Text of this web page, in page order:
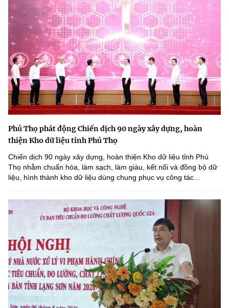
Phú Thọ phát động Chiến dịch 90 ngày xây dựng, hoàn
thiện Kho dữ liệu tỉnh Phú Thọ
Chiến dịch 90 ngày xây dựng, hoàn thiện Kho dữ liệu tỉnh Phú
Thọ nhằm chuẩn hóa, làm sạch, làm giàu, kết nối và đồng bộ dữ
liệu, hình thành kho dữ liệu dùng chung phục vụ công tác...